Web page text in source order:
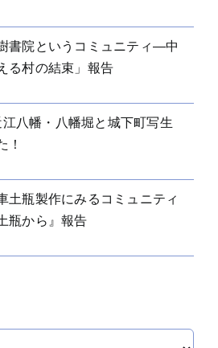
書院というコミュニティ―中
る村の結束」報告
江八幡・八幡堀と城下町写生
！
土瓶製作にみるコミュニティ
瓶から』報告